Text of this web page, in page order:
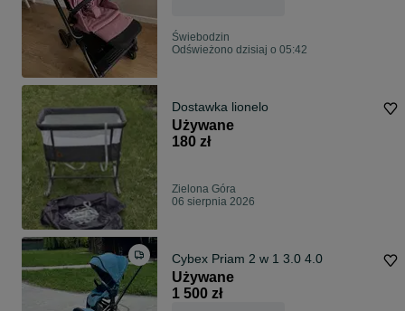
Świebodzin
Odświeżono dzisiaj o 05:42
Dostawka lionelo
Używane
180 zł
Zielona Góra
06 sierpnia 2026
Cybex Priam 2 w 1 3.0 4.0
Używane
1 500 zł